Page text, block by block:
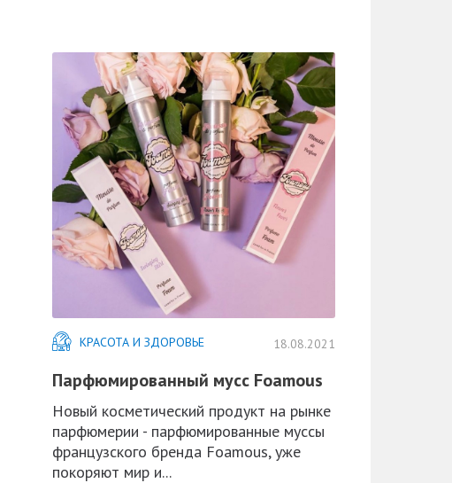
КРАСОТА И ЗДОРОВЬЕ 18.08.2021
Парфюмированный мусс Foamous
Новый косметический продукт на рынке
парфюмерии - парфюмированные муссы
французского бренда Foamous, уже
покоряют мир и...